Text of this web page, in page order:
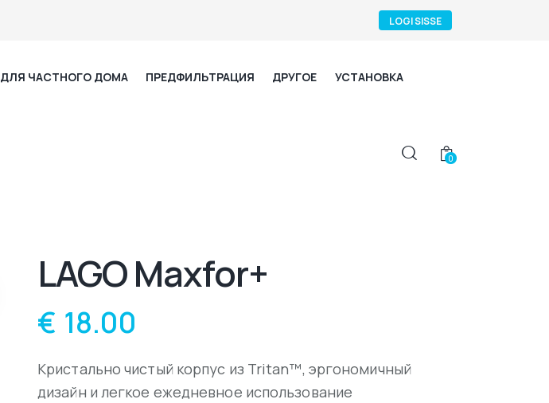
LOGI SISSE
ДЛЯ ЧАСТНОГО ДОМА ПРЕДФИЛЬТРАЦИЯ ДРУГОЕ УСТАНОВКА
0
LAGO Maxfor+
€ 18.00
Кристально чистый корпус из Tritan™, эргономичный
дизайн и легкое ежедневное использование